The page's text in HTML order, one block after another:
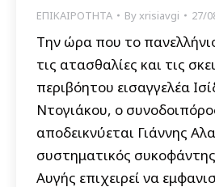
ΕΠΙΚΑΙΡΟΤΗΤΑ Byxrisiavgi 27/
Την ώρα που το
τις ατασθαλίες και τις
περιβόητου εισαγγελέα
Ντογιάκου, ο
αποδεικνύεται Γιάννης
συστηματικός
Αυγής επιχειρεί να